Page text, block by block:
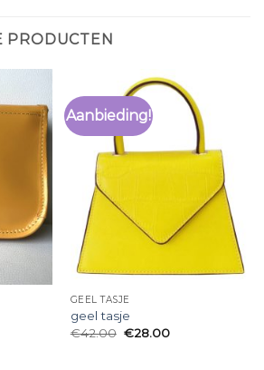
PRODUCTEN
Aanbieding!
GEEL TASJE
geel tasje
€42.00 €28.00